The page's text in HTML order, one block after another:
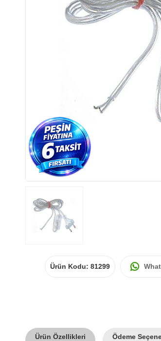
Ürün Kodu: 81299
Ürün Özellikleri Ödeme